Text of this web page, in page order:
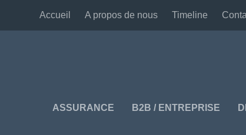
Accueil A propos de nous Timeline
ASSURANCE B2B / ENTREPRISE